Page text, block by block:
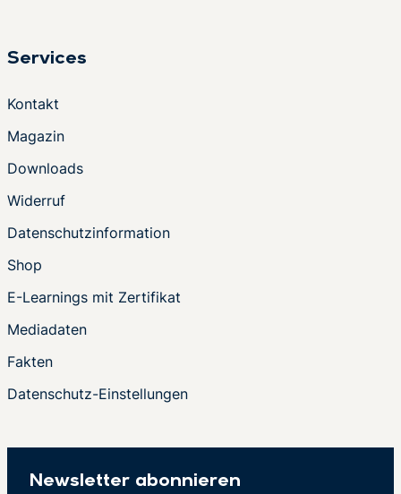
Services
Kontakt
Magazin
Downloads
Widerruf
Datenschutzinformation
Shop
E-Learnings mit Zertifikat
Mediadaten
Fakten
Datenschutz-Einstellungen
Newsletter abonnieren